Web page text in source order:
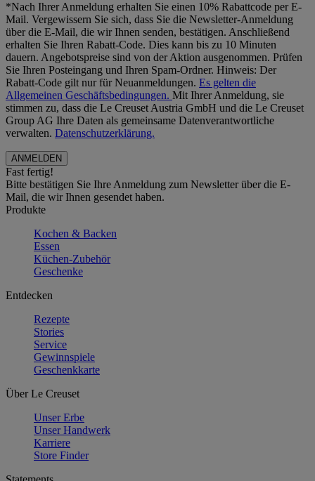
*Nach Ihrer Anmeldung erhalten Sie einen 10% Rabattcode per E-
Mail. Vergewissern Sie sich, dass Sie die Newsletter-Anmeldung
über die E-Mail, die wir Ihnen senden, bestätigen. Anschließend
erhalten Sie Ihren Rabatt-Code. Dies kann bis zu 10 Minuten
dauern. Angebotspreise sind von der Aktion ausgenommen. Prüfen
Sie Ihren Posteingang und Ihren Spam-Ordner. Hinweis: Der
Rabatt-Code gilt nur für Neuanmeldungen. Es gelten die
Allgemeinen Geschäftsbedingungen. Mit Ihrer Anmeldung, sie
stimmen zu, dass die Le Creuset Austria GmbH und die Le Creuset
Group AG Ihre Daten als gemeinsame Datenverantwortliche
verwalten. Datenschutzerklärung.
Fast fertig!
Bitte bestätigen Sie Ihre Anmeldung zum Newsletter über die E-
Mail, die wir Ihnen gesendet haben.
Produkte
Kochen & Backen
Essen
Küchen-Zubehör
Geschenke
Entdecken
Rezepte
Stories
Service
Gewinnspiele
Geschenkkarte
Über Le Creuset
Unser Erbe
Unser Handwerk
Karriere
Store Finder